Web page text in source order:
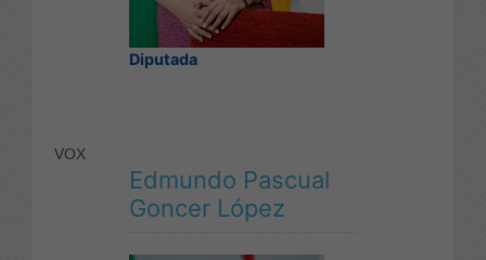
Diputada
VOX
Edmundo Pascual
Goncer López